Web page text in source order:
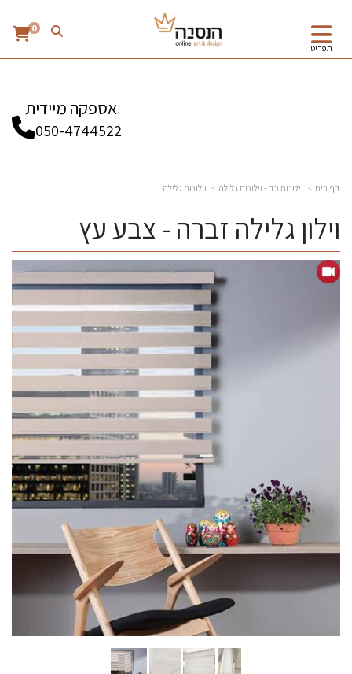
תפריט
0
אספקה מיידית
050-4744522
דף בית וילונות בד - וילונות גלילה וילונות גלילה
וילון גלילה זברה - צבע עץ